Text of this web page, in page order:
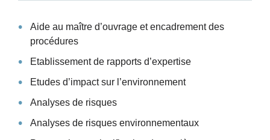
Aide au maître d’ouvrage et encadrement des
procédures
Etablissement de rapports d’expertise
Etudes d’impact sur l’environnement
Analyses de risques
Analyses de risques environnementaux